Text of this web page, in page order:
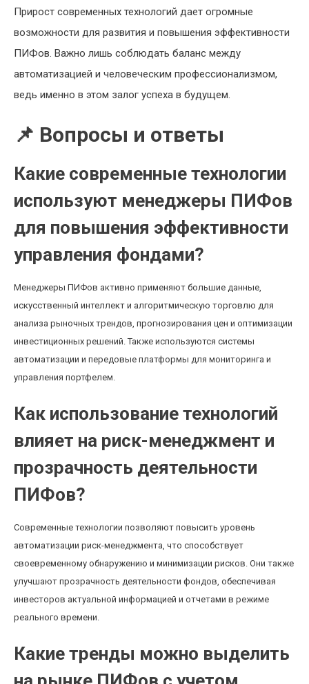
Прирост современных технологий дает огромные
возможности для развития и повышения эффективности
ПИФов. Важно лишь соблюдать баланс между
автоматизацией и человеческим профессионализмом,
ведь именно в этом залог успеха в будущем.
📌 Вопросы и ответы
Какие современные технологии
используют менеджеры ПИФов
для повышения эффективности
управления фондами?
Менеджеры ПИФов активно применяют большие данные,
искусственный интеллект и алгоритмическую торговлю для
анализа рыночных трендов, прогнозирования цен и оптимизации
инвестиционных решений. Также используются системы
автоматизации и передовые платформы для мониторинга и
управления портфелем.
Как использование технологий
влияет на риск-менеджмент и
прозрачность деятельности
ПИФов?
Современные технологии позволяют повысить уровень
автоматизации риск-менеджмента, что способствует
своевременному обнаружению и минимизации рисков. Они также
улучшают прозрачность деятельности фондов, обеспечивая
инвесторов актуальной информацией и отчетами в режиме
реального времени.
Какие тренды можно выделить